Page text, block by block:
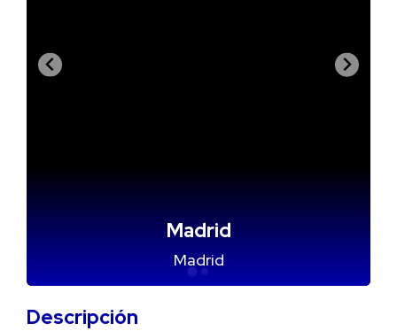
Madrid
Madrid
Descripción